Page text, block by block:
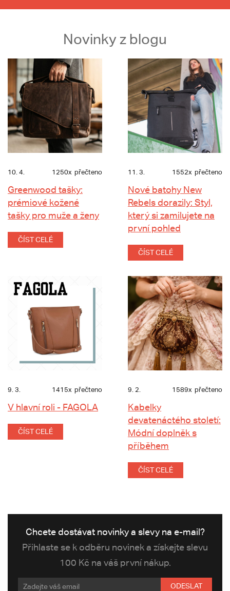
Novinky z blogu
10. 4. 1250x přečteno
Greenwood tašky:
prémiové kožené
tašky pro muže a ženy
ČÍST CELÉ
11. 3. 1552x přečteno
Nové batohy New
Rebels dorazily: Styl,
který si zamilujete na
první pohled
ČÍST CELÉ
9. 3. 1415x přečteno
V hlavní roli - FAGOLA
ČÍST CELÉ
9. 2. 1589x přečteno
Kabelky
devatenáctého století:
Módní doplněk s
příběhem
ČÍST CELÉ
Chcete dostávat novinky a slevy na e-mail?
Přihlaste se k odběru novinek a získejte slevu
100 Kč na váš první nákup.
ODESLAT